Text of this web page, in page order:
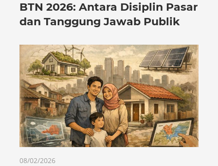
BTN 2026: Antara Disiplin Pasar
dan Tanggung Jawab Publik
08/02/2026